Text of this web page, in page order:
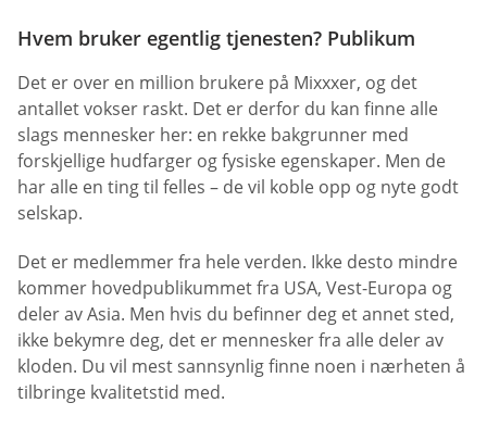
Hvem bruker egentlig tjenesten? Publikum
Det er over en million brukere på Mixxxer, og det
antallet vokser raskt. Det er derfor du kan finne alle
slags mennesker her: en rekke bakgrunner med
forskjellige hudfarger og fysiske egenskaper. Men de
har alle en ting til felles – de vil koble opp og nyte godt
selskap.
Det er medlemmer fra hele verden. Ikke desto mindre
kommer hovedpublikummet fra USA, Vest-Europa og
deler av Asia. Men hvis du befinner deg et annet sted,
ikke bekymre deg, det er mennesker fra alle deler av
kloden. Du vil mest sannsynlig finne noen i nærheten å
tilbringe kvalitetstid med.